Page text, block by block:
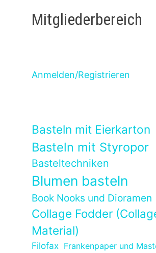
Mitgliederbereich
Anmelden/Registrieren
Basteln mit Eierkarton
Basteln mit Styropor
Basteltechniken
Blumen basteln
Book Nooks und Dioramen
Collage Fodder
Material)
Filofax Frankenpaper und